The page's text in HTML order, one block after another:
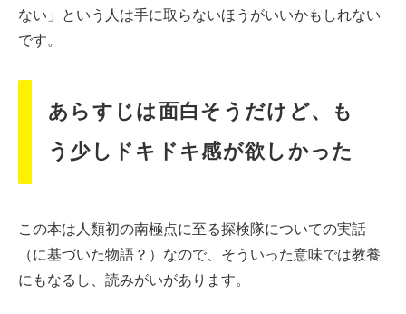
ない」という人は手に取らないほうがいいかもしれない
です。
あらすじは面白そうだけど、も
う少しドキドキ感が欲しかった
この本は人類初の南極点に至る探検隊についての実話
（に基づいた物語？）なので、そういった意味では教養
にもなるし、読みがいがあります。